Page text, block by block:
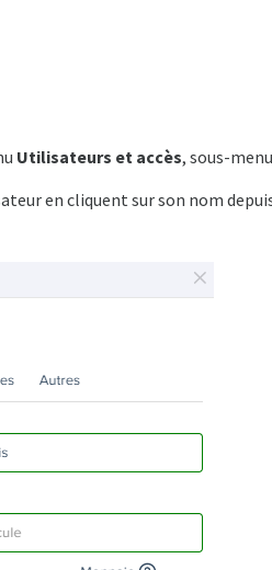
Utilisateurs et accès, sous-menu
en cliquent sur son nom